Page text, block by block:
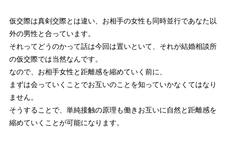
仮交際は真剣交際とは違い、お相手の女性も同時並行であなた以
外の男性と合っています。
それってどうのかって話は今回は置いといて、それが結婚相談所
の仮交際では当然なんです。
なので、お相手女性と距離感を縮めていく前に、
まずは会っていくことでお互いのことを知っていかなくてはなり
ません。
そうすることで、単純接触の原理も働きお互いに自然と距離感を
縮めていくことが可能になります。